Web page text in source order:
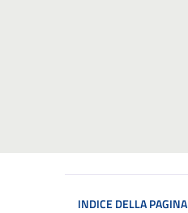
INDICE DELLA PAGINA